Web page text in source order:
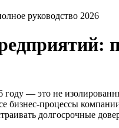
руководство 2026
году — это не
бизнес-процессы
долгосрочные